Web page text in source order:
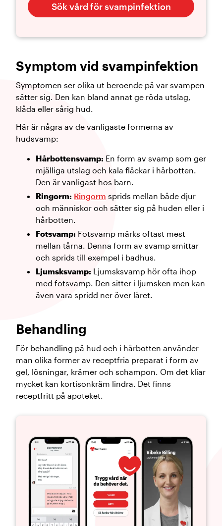
Symptom vid svampinfektion
Symptomen ser olika ut beroende på var svampen
sätter sig. Den kan bland annat ge röda utslag,
klåda eller sårig hud.
Här är några av de vanligaste formerna av
hudsvamp:
Hårbottensvamp: En form av svamp som ger
mjälliga utslag och kala fläckar i hårbotten.
Den är vanligast hos barn.
Ringorm: Ringorm sprids mellan både djur
och människor och sätter sig på huden eller i
hårbotten.
Fotsvamp: Fotsvamp märks oftast mest
mellan tårna. Denna form av svamp smittar
och sprids till exempel i badhus.
Ljumsksvamp: Ljumsksvamp hör ofta ihop
med fotsvamp. Den sitter i ljumsken men kan
även vara spridd ner över låret.
Behandling
För behandling på hud och i hårbotten använder
man olika former av receptfria preparat i form av
gel, lösningar, krämer och schampon. Om det kliar
mycket kan kortisonkräm lindra. Det finns
receptfritt på apoteket.
Sök vård för svampinfektion